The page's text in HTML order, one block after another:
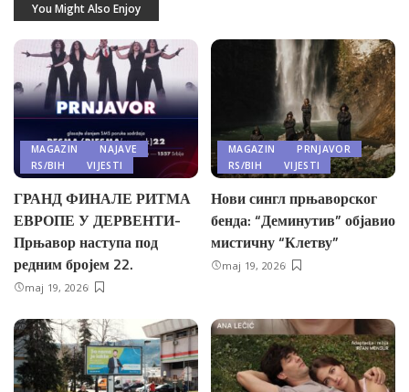
You Might Also Enjoy
MAGAZIN
NAJAVE
RS/BIH
VIJESTI
ГРАНД ФИНАЛЕ РИТМА
ЕВРОПЕ У ДЕРВЕНТИ-
Прњавор наступа под
редним бројем 22.
maj 19, 2026
MAGAZIN
PRNJAVOR
RS/BIH
VIJESTI
Нови сингл прњаворског
бенда: “Деминутив” објавио
мистичну “Клетву”
maj 19, 2026